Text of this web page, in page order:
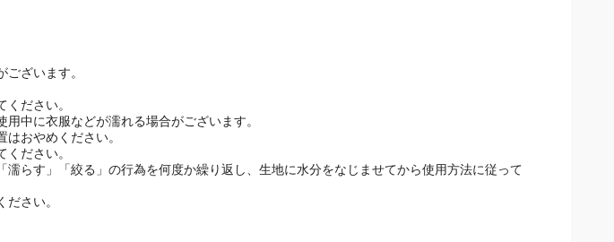
ざいます。
ださい。
中に衣服などが濡れる場合がございます。
おやめください。
ださい。
らす」「絞る」の行為を何度か繰り返し、生地に水分をなじませてから使用方法に従って
さい。